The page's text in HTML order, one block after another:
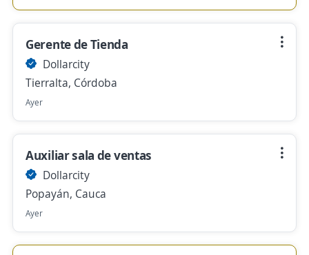
Gerente de Tienda
Dollarcity
Tierralta, Córdoba
Ayer
Auxiliar sala de ventas
Dollarcity
Popayán, Cauca
Ayer